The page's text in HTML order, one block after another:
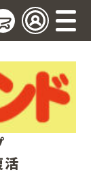
活